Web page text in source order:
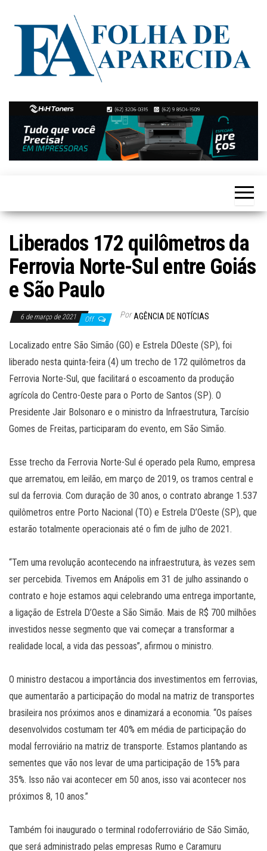
Folha de
Aparecida
Notícias
de
Aparecida
de
Goiânia
Liberados 172 quilômetros da
Ferrovia Norte-Sul entre Goiás
e São Paulo
6 de março de 2021 Off Por AGÊNCIA DE NOTÍCIAS
Localizado entre São Simão (GO) e Estrela DOeste (SP), foi
liberado nesta quinta-feira (4) um trecho de 172 quilômetros da
Ferrovia Norte-Sul, que facilitará o escoamento da produção
agrícola do Centro-Oeste para o Porto de Santos (SP). O
Presidente Jair Bolsonaro e o ministro da Infraestrutura, Tarcísio
Gomes de Freitas, participaram do evento, em São Simão.
Esse trecho da Ferrovia Norte-Sul é operado pela Rumo, empresa
que arrematou, em leilão, em março de 2019, os tramos central e
sul da ferrovia. Com duração de 30 anos, o contrato abrange 1.537
quilômetros entre Porto Nacional (TO) e Estrela D’Oeste (SP), que
estarão totalmente operacionais até o fim de julho de 2021.
“Tem uma revolução acontecendo na infraestrutura, às vezes sem
ser percebida. Tivemos em Anápolis em 31 de julho assinando o
contrato e hoje estamos aqui celebrando uma entrega importante,
a ligação de Estrela D’Oeste a São Simão. Mais de R$ 700 milhões
investidos nesse segmento que vai começar a transformar a
realidade local, a vida das pessoas”, afirmou o ministro.
O ministro destacou a importância dos investimentos em ferrovias,
que aumentarão a participação do modal na matriz de transportes
brasileira nos próximos anos e dinamizará a economia. “Os países
desenvolvidos costumam ter 40% em média de participação do
modal ferroviário na matriz de transporte. Estamos plantando as
sementes que vão nos levar de uma participação de 15% para
35%. Isso não vai acontecer em 50 anos, isso vai acontecer nos
próximos 8, 10 anos.”
Também foi inaugurado o terminal rodoferroviário de São Simão,
que será administrado pelas empresas Rumo e Caramuru